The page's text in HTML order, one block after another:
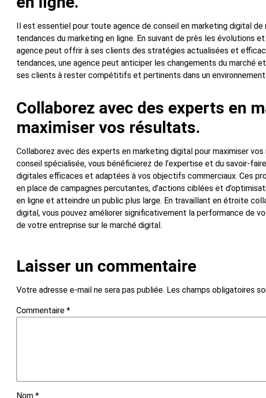
Il est essentiel pour toute agence de conseil en marketing digital
tendances du marketing en ligne. En suivant de près les évolutions
agence peut offrir à ses clients des stratégies actualisées et
tendances, une agence peut anticiper les changements du marché
ses clients à rester compétitifs et pertinents dans un
Collaborez avec des experts en
maximiser vos résultats.
Collaborez avec des experts en marketing digital pour maximiser
conseil spécialisée, vous bénéficierez de l’expertise et du savoir-
digitales efficaces et adaptées à vos objectifs commerciaux. Ces
en place de campagnes percutantes, d’actions ciblées et
en ligne et atteindre un public plus large. En travaillant en étroite
digital, vous pouvez améliorer significativement la performance de
de votre entreprise sur le marché digital.
Laisser un commentaire
Votre adresse e-mail ne sera pas publiée. Les champs obligatoires
Commentaire *
Nom *